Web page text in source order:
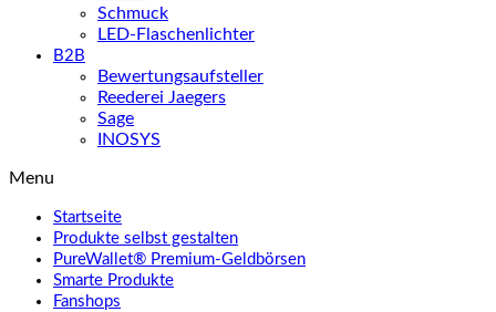
Schmuck
LED-Flaschenlichter
B2B
Bewertungsaufsteller
Reederei Jaegers
Sage
INOSYS
Menu
Startseite
Produkte selbst gestalten
PureWallet® Premium-Geldbörsen
Smarte Produkte
Fanshops